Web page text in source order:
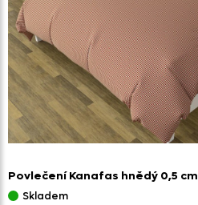
Povlečení Kanafas hnědý 0,5 cm
Skladem